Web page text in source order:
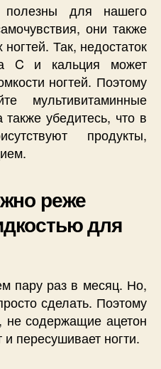
для нашего
они также
Так, недостаток
C и кальция может
ногтей. Поэтому
мультивитаминные
убедитесь, что в
продукты,
реже
для
пару раз в месяц. Но,
сделать. Поэтому
не содержащие ацетон
пересушивает ногти.